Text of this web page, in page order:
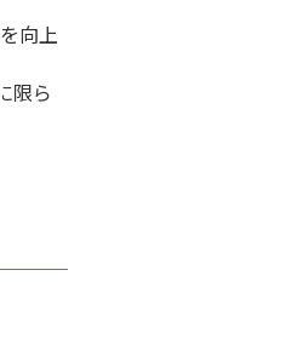
向上
限ら